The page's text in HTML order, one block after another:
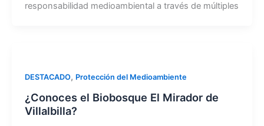
responsabilidad medioambiental a través de múltiples
DESTACADO, Protección del Medioambiente
¿Conoces el Biobosque El Mirador de
Villalbilla?